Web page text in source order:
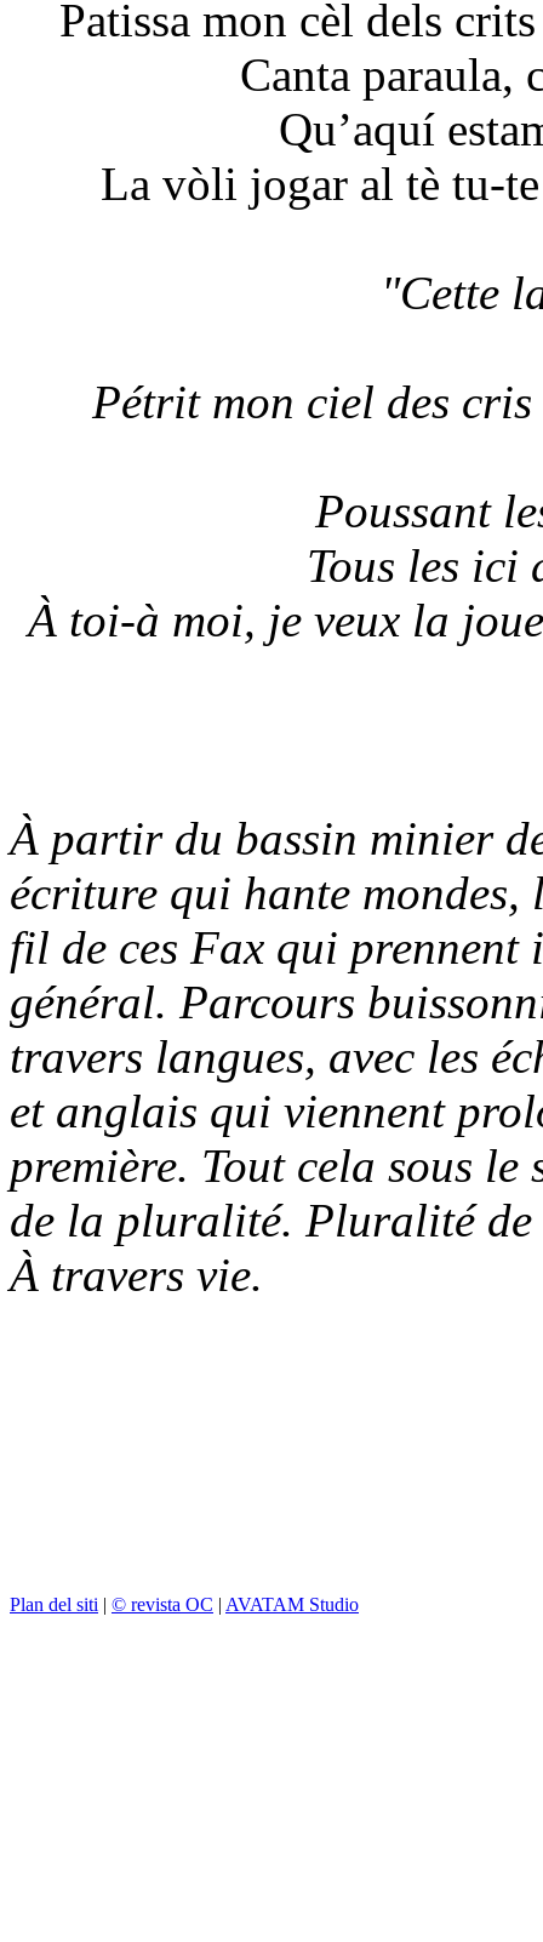
Patissa mon cèl dels
Canta paraula,
Qu’aquí
La vòli jogar al tè tu-
"Cette
Pétrit mon ciel des
Poussant
Tous les ici
À toi-à moi, je veux la
À partir du bassin minier
écriture qui hante mondes,
fil de ces Fax qui prennent
général. Parcours
travers langues, avec les
et anglais qui viennent
première. Tout cela sous
de la pluralité. Pluralité de
À travers vie.
Plan del siti | © revista OC | AVATAM Studio